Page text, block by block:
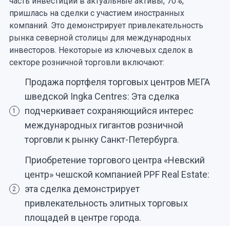
пришлась на сделки с участием иностранных
компаний. Это демонстрирует привлекательность
рынка северной столицы для международных
инвесторов. Некоторые из ключевых сделок в
секторе розничной торговли включают:
1
Продажа портфеля торговых центров МЕГА
шведской Ingka Centres: Эта сделка
подчеркивает сохраняющийся интерес
международных гигантов розничной
торговли к рынку Санкт-Петербурга.
2
Приобретение торгового центра «Невский
центр» чешской компанией PPF Real Estate:
эта сделка демонстрирует
привлекательность элитных торговых
площадей в центре города.